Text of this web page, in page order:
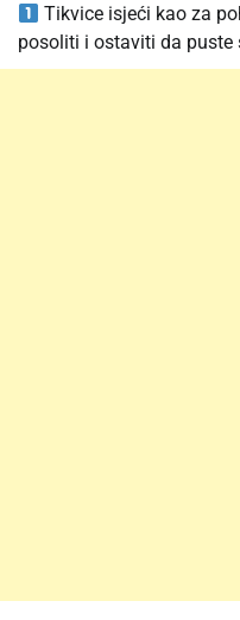
Tikvice isjeći kao za
posoliti i ostaviti da puste